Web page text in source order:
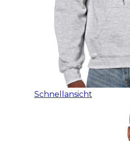
Schnellansicht